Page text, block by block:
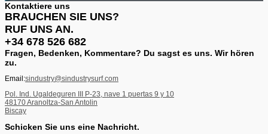
Kontaktiere uns
BRAUCHEN SIE UNS?
RUF UNS AN.
+34 678 526 682
Fragen, Bedenken, Kommentare? Du sagst es uns. Wir hören
zu.
Email:sindustry@sindustrysurf.com
Pol. Ind. Ugaldeguren III P-23, nave 1 puertas 9 y 10
48170 Aranoltza-San Antolin
Biscay
Schicken Sie uns eine Nachricht.